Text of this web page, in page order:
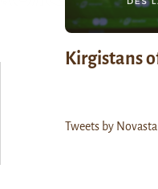
Kirgistans
Tweets by